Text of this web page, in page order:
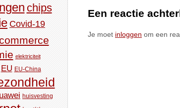
Een reactie
Je moet inloggen om een
chips
Covid-19
elektriciteit
EU EU-China
huisvesting